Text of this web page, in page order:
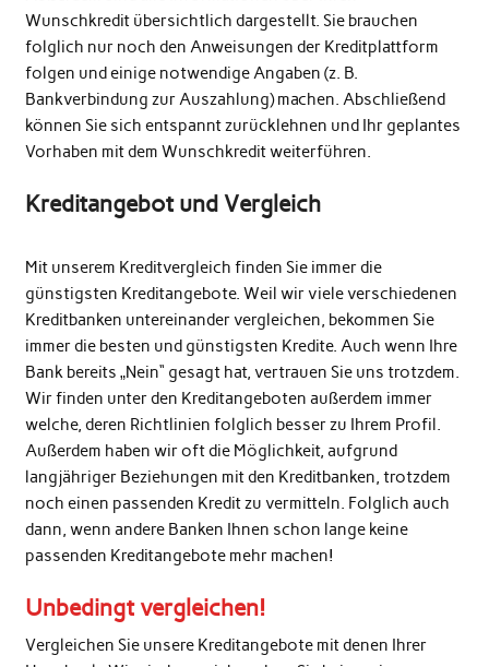
Wunschkredit übersichtlich dargestellt. Sie brauchen
folglich nur noch den Anweisungen der Kreditplattform
folgen und einige notwendige Angaben (z. B.
Bankverbindung zur Auszahlung) machen. Abschließend
können Sie sich entspannt zurücklehnen und Ihr geplantes
Vorhaben mit dem Wunschkredit weiterführen.
Kreditangebot und Vergleich
Mit unserem Kreditvergleich finden Sie immer die
günstigsten Kreditangebote. Weil wir viele verschiedenen
Kreditbanken untereinander vergleichen, bekommen Sie
immer die besten und günstigsten Kredite. Auch wenn Ihre
Bank bereits „Nein“ gesagt hat, vertrauen Sie uns trotzdem.
Wir finden unter den Kreditangeboten außerdem immer
welche, deren Richtlinien folglich besser zu Ihrem Profil.
Außerdem haben wir oft die Möglichkeit, aufgrund
langjähriger Beziehungen mit den Kreditbanken, trotzdem
noch einen passenden Kredit zu vermitteln. Folglich auch
dann, wenn andere Banken Ihnen schon lange keine
passenden Kreditangebote mehr machen!
Unbedingt vergleichen!
Vergleichen Sie unsere Kreditangebote mit denen Ihrer